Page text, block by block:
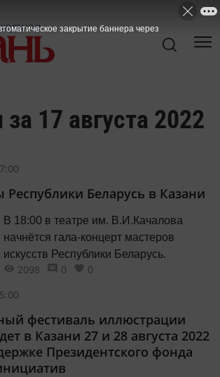
17 августа 2022
Республики Беларусь в Казани
В 18:00 в театре им. В.И.Качалова
начнётся гала-концерт мастеров
искусств Республики Беларусь.
2098 0
0
фестиваль иллюстрации
в Казани 27 и 28 августа 2022
Президентского фонда
закрытие баннера через